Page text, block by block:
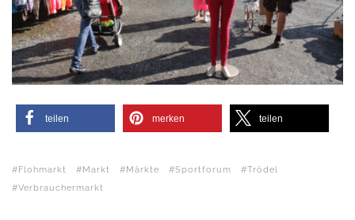
teilen merken teilen
Flohmarkt Markt Märkte Sportforum
Trödel
Verbrauchermarkt